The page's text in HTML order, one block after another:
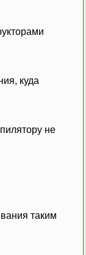
куда
не
таким